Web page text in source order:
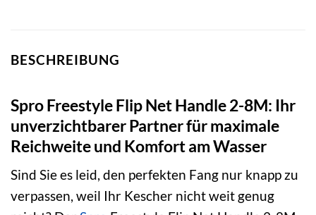
BESCHREIBUNG
Spro Freestyle Flip Net Handle 2-8M: Ihr
unverzichtbarer Partner für maximale
Reichweite und Komfort am Wasser
Sind Sie es leid, den perfekten Fang nur knapp zu
verpassen, weil Ihr Kescher nicht weit genug